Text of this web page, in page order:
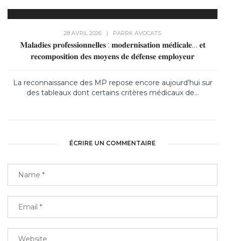
28 AVRIL 2026 | PARRK AVOCATS
𝐌𝐚𝐥𝐚𝐝𝐢𝐞𝐬 𝐩𝐫𝐨𝐟𝐞𝐬𝐬𝐢𝐨𝐧𝐧𝐞𝐥𝐥𝐞𝐬 : 𝐦𝐨𝐝𝐞𝐫𝐧𝐢𝐬𝐚𝐭𝐢𝐨𝐧 𝐦𝐞́𝐝𝐢𝐜𝐚𝐥𝐞… 𝐞𝐭
𝐫𝐞𝐜𝐨𝐦𝐩𝐨𝐬𝐢𝐭𝐢𝐨𝐧 𝐝𝐞𝐬 𝐦𝐨𝐲𝐞𝐧𝐬 𝐝𝐞 𝐝𝐞́𝐟𝐞𝐧𝐬𝐞 𝐞𝐦𝐩𝐥𝐨𝐲𝐞𝐮𝐫
La reconnaissance des MP repose encore aujourd’hui sur
des tableaux dont certains critères médicaux de...
ÉCRIRE UN COMMENTAIRE